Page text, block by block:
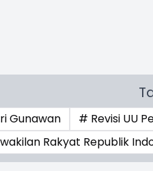
Gunawan # Revisi UU
Rakyat Republik